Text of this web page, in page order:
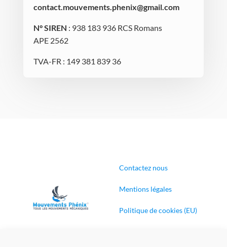
contact.mouvements.phenix@gmail.com
N° SIREN : 938 183 936 RCS Romans
APE 2562
TVA-FR : 149 381 839 36
Contactez nous
Mentions légales
Politique de cookies (EU)